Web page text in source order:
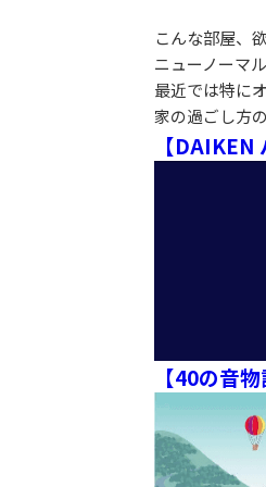
こんな部屋、
ニューノーマ
最近では特に
家の過ごし方
【DAIKEN
【40の音物